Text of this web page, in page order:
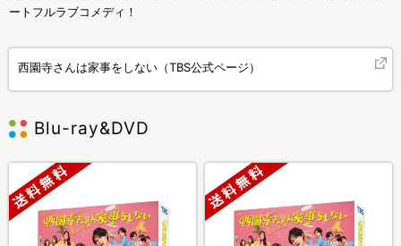
ートフルラブコメディ！
西園寺さんは家事をしない︎（TBS公式ページ）
Blu-ray&DVD